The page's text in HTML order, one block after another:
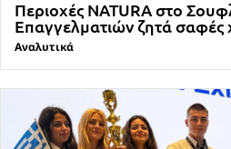
Περιοχές NATURA στο
Επαγγελματιών ζητά
Αναλυτικά